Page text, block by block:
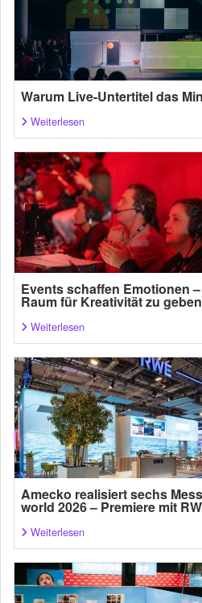
Warum Live-Untertitel das
Weiterlesen
Events schaffen Emotionen
Raum für Kreativität zu geben
Weiterlesen
Amecko realisiert sechs
world 2026 – Premiere mit
Weiterlesen